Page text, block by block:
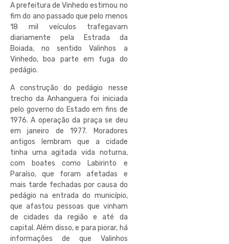
A prefeitura de Vinhedo estimou no
fim do ano passado que pelo menos
18 mil veículos trafegavam
diariamente pela Estrada da
Boiada, no sentido Valinhos a
Vinhedo, boa parte em fuga do
pedágio.
A construção do pedágio nesse
trecho da Anhanguera foi iniciada
pelo governo do Estado em fins de
1976. A operação da praça se deu
em janeiro de 1977. Moradores
antigos lembram que a cidade
tinha uma agitada vida noturna,
com boates como Labirinto e
Paraíso, que foram afetadas e
mais tarde fechadas por causa do
pedágio na entrada do município,
que afastou pessoas que vinham
de cidades da região e até da
capital. Além disso, e para piorar, há
informações de que Valinhos